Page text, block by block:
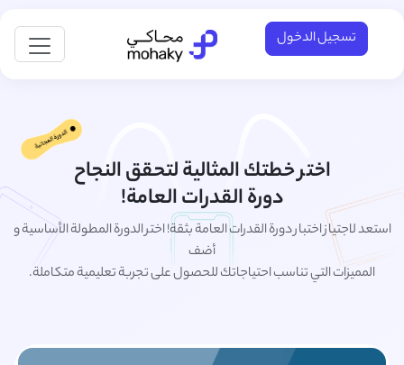
تسجيل الدخول
اختر خطتك المثالية لتحقق النجاح
دورة القدرات العامة!
استعد لاجتياز اختبار دورة القدرات العامة بثقة! اختر الدورة المطولة الأساسية و
أضف
المميزات التي تناسب احتياجاتك للحصول على تجربة تعليمية متكاملة.